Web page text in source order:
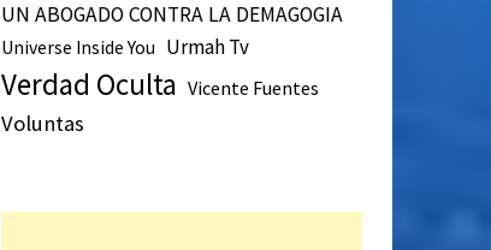
UN ABOGADO CONTRA LA DEMAGOGIA
Universe Inside You Urmah Tv
Verdad Oculta Vicente Fuentes
Voluntas